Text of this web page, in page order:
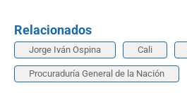
Relacionados
Jorge Iván Ospina Cali
Procuraduría General de la Nación